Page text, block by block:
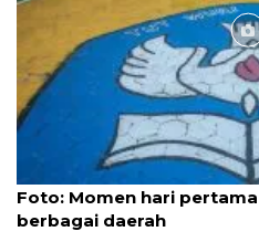
Foto: Momen hari
berbagai daerah